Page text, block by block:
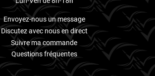
Envoyez-nous un message
Discutez avec nous en direct
Suivre ma commande
Questions fréquentes